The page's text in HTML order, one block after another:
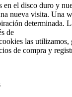
en el disco duro y
nueva visita. Una
determinada.
de
las utilizamos,
de compra y